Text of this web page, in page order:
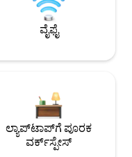
ವೈಫೈ
ಲ್ಯಾಪ್‌ಟಾಪ್‌ಗೆ ಪೂರಕ
ವರ್ಕ್‌ಸ್ಪೇಸ್